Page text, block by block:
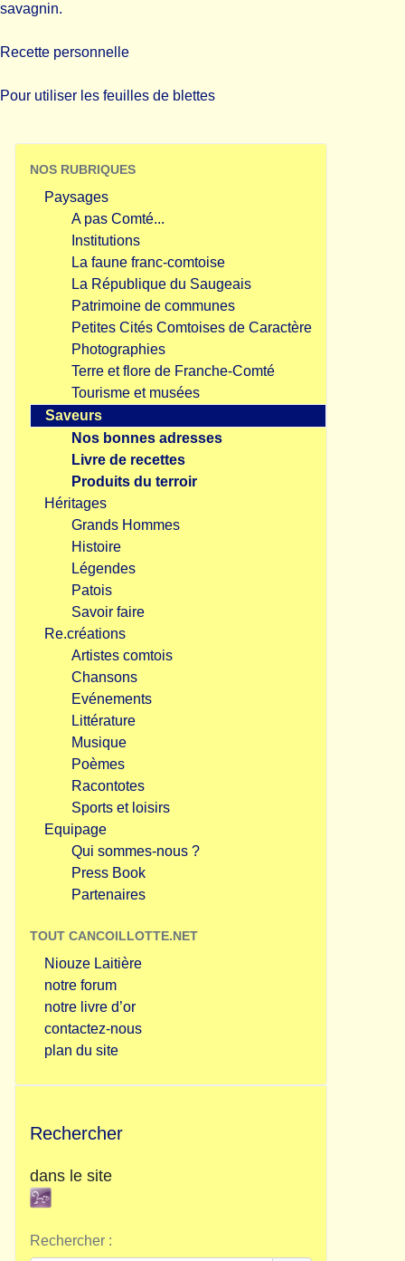
savagnin.
Recette personnelle
Pour utiliser les feuilles de blettes
NOS RUBRIQUES
Paysages
A pas Comté...
Institutions
La faune franc-comtoise
La République du Saugeais
Patrimoine de communes
Petites Cités Comtoises de Caractère
Photographies
Terre et flore de Franche-Comté
Tourisme et musées
Saveurs
Nos bonnes adresses
Livre de recettes
Produits du terroir
Héritages
Grands Hommes
Histoire
Légendes
Patois
Savoir faire
Re.créations
Artistes comtois
Chansons
Evénements
Littérature
Musique
Poèmes
Racontotes
Sports et loisirs
Equipage
Qui sommes-nous ?
Press Book
Partenaires
TOUT CANCOILLOTTE.NET
Niouze Laitière
notre forum
notre livre d’or
contactez-nous
plan du site
Rechercher
dans le site
Rechercher :